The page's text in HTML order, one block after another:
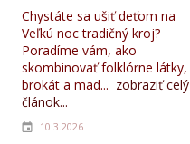
Chystáte sa ušiť deťom na
Veľkú noc tradičný kroj?
Poradíme vám, ako
skombinovať folklórne látky,
brokát a mad... zobraziť celý
článok...
10.3.2026